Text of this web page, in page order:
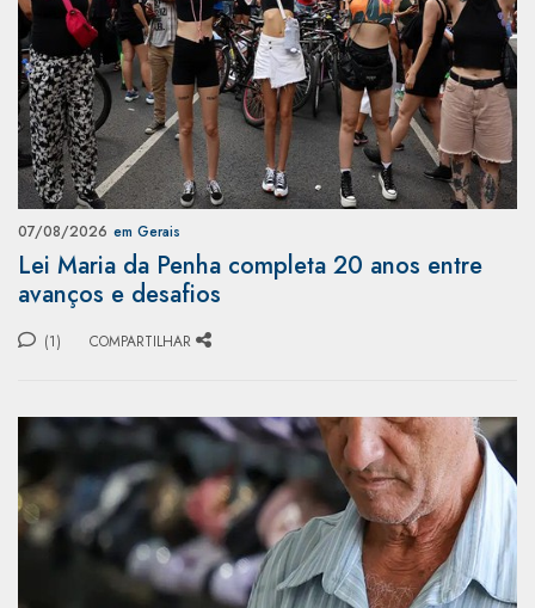
07/08/2026 em Gerais
Lei Maria da Penha completa 20 anos entre
avanços e desafios
(1) COMPARTILHAR